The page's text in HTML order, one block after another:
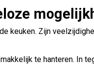
keuken. Zijn
te hanteren. In